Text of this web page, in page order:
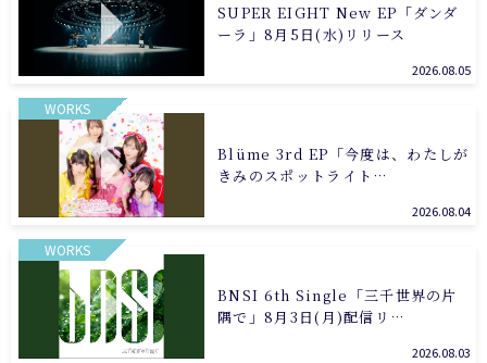
SUPER EIGHT New EP「ダンダ
ーラ」8月5日(水)リリース
2026.08.05
WORKS
Blüme 3rd EP「今度は、わたしが
きみのスポットライト…
2026.08.04
WORKS
BNSI 6th Single「三千世界の片
隅で」8月3日(月)配信リ…
2026.08.03